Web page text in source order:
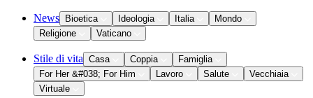
News Bioetica Ideologia Italia
Mondo
Religione
Vaticano
Stile di vita Casa Coppia
Famiglia
For Her &#038; For Him
Lavoro Salute
Vecchiaia
Virtuale